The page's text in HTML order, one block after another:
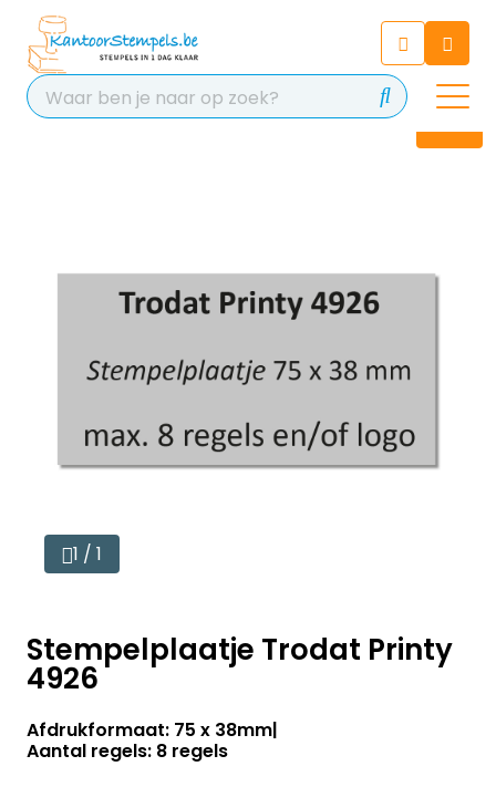
Chat 24/7 met onze chatbot
voor hulp
Contact
1 / 1
Stempelplaatje Trodat Printy
4926
Afdrukformaat: 75 x 38mm
Aantal regels: 8 regels